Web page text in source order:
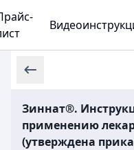
Зиннат®.
применению
(утверждена